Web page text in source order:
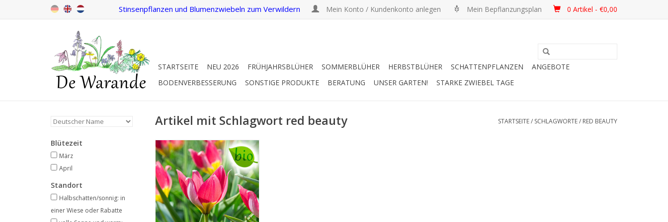
Stinsenpflanzen und Blumenzwiebeln zum Verwildern Mein Konto / Kundenkonto anlegen Mein Bepflanzungsplan 0 Artikel - €0,00
STARTSEITE NEU 2026 FRÜHJAHRSBLÜHER SOMMERBLÜHER HERBSTBLÜHER SCHATTENPFLANZEN
ANGEBOTE
BODENVERBESSERUNG
SONSTIGE PRODUKTE BERATUNG UNSER GARTEN! STARKE ZWIEBEL TAGE
Blütezeit
März
April
Standort
Halbschatten/sonnig: in
einer Wiese oder Rabatte
Artikel mit Schlagwort red beauty STARTSEITE/ SCHLAGWORTE/ RED BEAUTY
März/April, rot, 15 cm
Tiefrote, verwildernde
botanische Tulpe
INFO UND KAUFEN